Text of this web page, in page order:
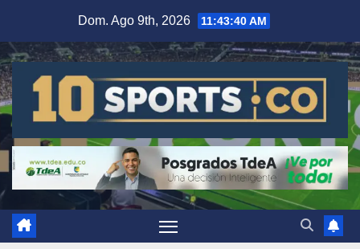
Dom. Ago 9th, 2026 11:43:40 AM